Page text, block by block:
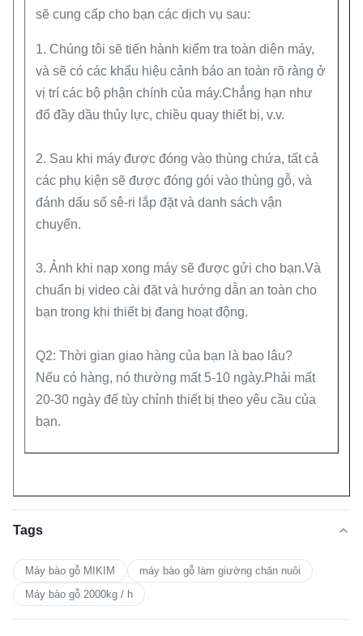
sẽ cung cấp cho bạn các dịch vụ sau:
1. Chúng tôi sẽ tiến hành kiểm tra toàn diện máy,
và sẽ có các khẩu hiệu cảnh báo an toàn rõ ràng ở
vị trí các bộ phận chính của máy.Chẳng hạn như
đổ đầy dầu thủy lực, chiều quay thiết bị, v.v.
2. Sau khi máy được đóng vào thùng chứa, tất cả
các phụ kiện sẽ được đóng gói vào thùng gỗ, và
đánh dấu số sê-ri lắp đặt và danh sách vận
chuyển.
3. Ảnh khi nạp xong máy sẽ được gửi cho bạn.Và
chuẩn bị video cài đặt và hướng dẫn an toàn cho
bạn trong khi thiết bị đang hoạt động.
Q2: Thời gian giao hàng của bạn là bao lâu?
Nếu có hàng, nó thường mất 5-10 ngày.Phải mất
20-30 ngày để tùy chỉnh thiết bị theo yêu cầu của
bạn.
Tags
Máy bào gỗ MIKIM
máy bào gỗ làm giường chăn nuôi
Máy bào gỗ 2000kg / h